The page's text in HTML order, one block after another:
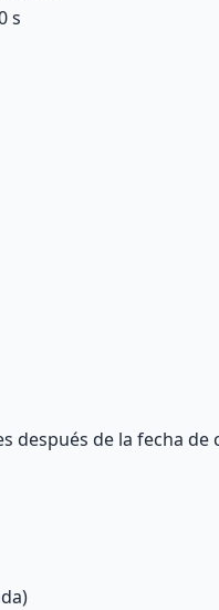
s
después de la fecha